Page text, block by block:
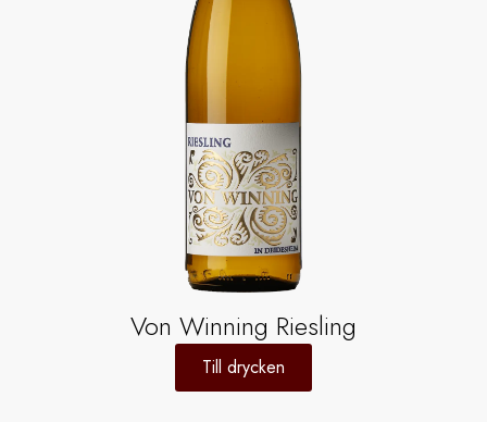
Von Winning Riesling
Till drycken